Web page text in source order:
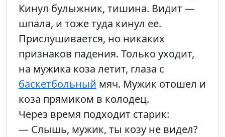
Кинул булыжник, тишина. Видит —
шпала, и тоже туда кинул ее.
Прислушивается, но никаких
признаков падения. Только уходит,
на мужика коза летит, глаза с
баскетбольный мяч. Мужик отошел и
коза прямиком в колодец.
Через время подходит старик:
— Слышь, мужик, ты козу не видел?